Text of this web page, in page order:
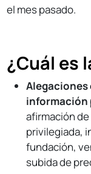
el mes pasado.
¿Cuál es
Alegaciones
información
afirmación
privilegiada,
fundación,
subida de